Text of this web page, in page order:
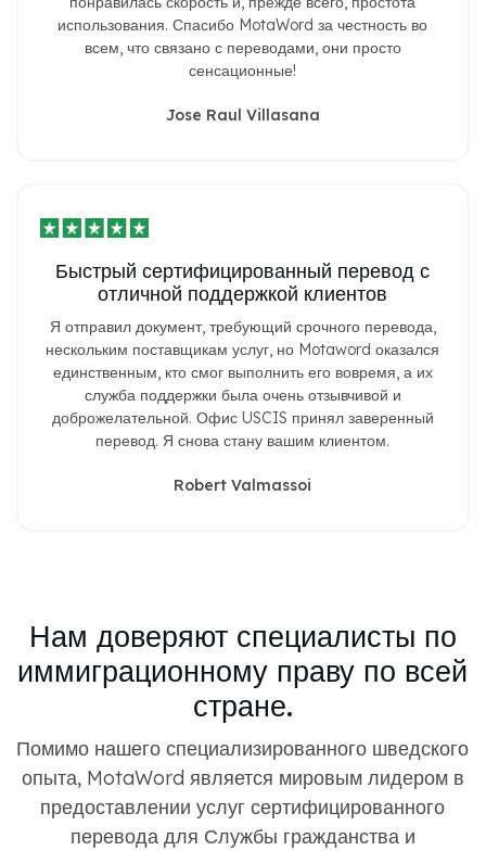
использования. Спасибо MotaWord за честность во
всем, что связано с переводами, они просто
сенсационные!
Jose Raul Villasana
Быстрый сертифицированный перевод с
отличной поддержкой клиентов
Я отправил документ, требующий срочного перевода,
нескольким поставщикам услуг, но Motaword оказался
единственным, кто смог выполнить его вовремя, а их
служба поддержки была очень отзывчивой и
доброжелательной. Офис USCIS принял заверенный
перевод. Я снова стану вашим клиентом.
Robert Valmassoi
Нам доверяют специалисты по
иммиграционному праву по всей
стране.
Помимо нашего специализированного шведского
опыта, MotaWord является мировым лидером в
предоставлении услуг сертифицированного
перевода для Службы гражданства и